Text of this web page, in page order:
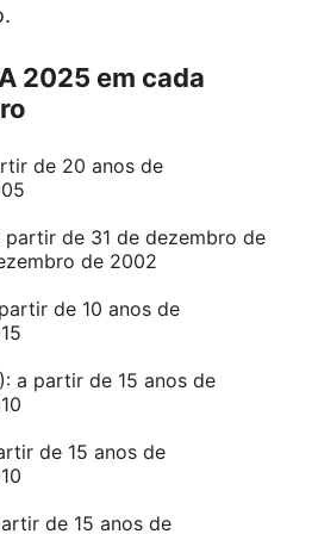
2025 em cada
de 20 anos de
partir de 31 de dezembro de
de 2002
de 10 anos de
a partir de 15 anos de
de 15 anos de
de 15 anos de